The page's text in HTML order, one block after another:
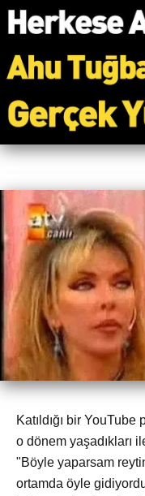
Katıldığı bir
o dönem yaşadıkları
"Böyle yaparsam
ortamda öyle